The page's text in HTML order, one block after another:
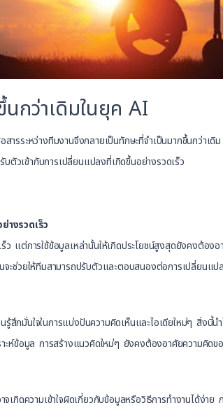
กว่าเดิมในยุค AI
ารระหว่างทีมงานจึงกลายเป็นทักษะที่จำเป็นมากขึ้นกว่าเ
ตัวเข้ากับการเปลี่ยนแปลงที่เกิดขึ้นอย่างรวดเร็ว
างรวดเร็ว
แต่การใช้ข้อมูลเหล่านั้นให้เกิดประโยชน์สูงสุดยังคงต้อง
จะช่วยให้ทีมสามารถปรับตัวและตอบสนองต่อการเปลี่ยนแป
สึกมั่นใจในการแบ่งปันความคิดเห็นและไอเดียใหม่ๆ สิ่งนี้
ะห์ข้อมูล การสร้างแนวคิดใหม่ๆ ยังคงต้องอาศัยความคิด
กิดความเข้าใจผิดเกี่ยวกับข้อมูลหรือวิธีการทำงานได้ง่าย